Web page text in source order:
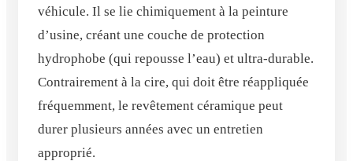
véhicule. Il se lie chimiquement à la peinture
d’usine, créant une couche de protection
hydrophobe (qui repousse l’eau) et ultra-durable.
Contrairement à la cire, qui doit être réappliquée
fréquemment, le revêtement céramique peut
durer plusieurs années avec un entretien
approprié.